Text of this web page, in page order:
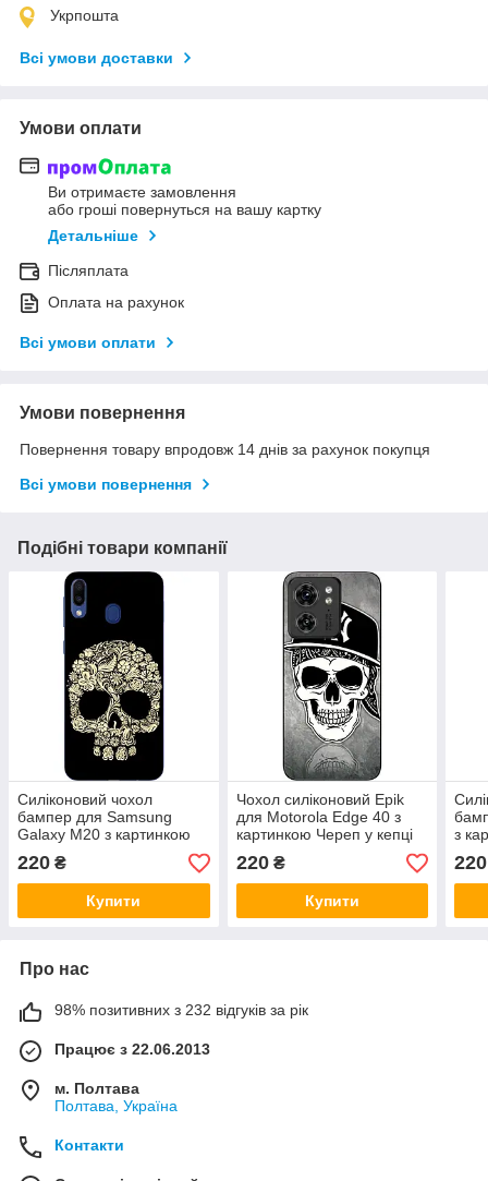
Укрпошта
Всі умови доставки
Умови оплати
Ви отримаєте замовлення
або гроші повернуться на вашу картку
Детальніше
Післяплата
Оплата на рахунок
Всі умови оплати
Умови повернення
Повернення товару впродовж 14 днів за рахунок покупця
Всі умови повернення
Подібні товари компанії
Силіконовий чохол
бампер для Samsung
Galaxy M20 з картинкою
220 ₴
Купити
Чохол силіконовий Epik
для Motorola Edge 40 з
картинкою Череп у кепці
220₴
Купити
з
220
Про нас
98% позитивних з 232 відгуків за рік
Працює з 22.06.2013
м. Полтава
Полтава, Україна
Контакти